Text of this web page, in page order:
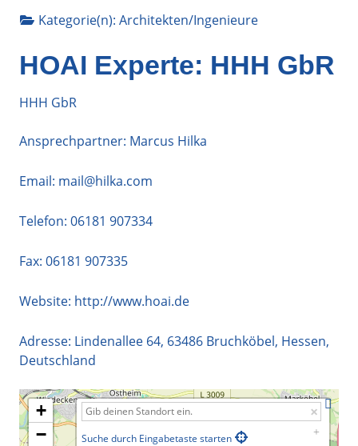
Kategorie(n): Architekten/Ingenieure
HOAI Experte: HHH GbR
HHH GbR
Ansprechpartner: Marcus Hilka
Email: mail@hilka.com
Telefon: 06181 907334
Fax: 06181 907335
Website: http://www.hoai.de
Adresse: Lindenallee 64, 63486 Bruchköbel, Hessen,
Deutschland
+
−
Suche durch Eingabetaste starten